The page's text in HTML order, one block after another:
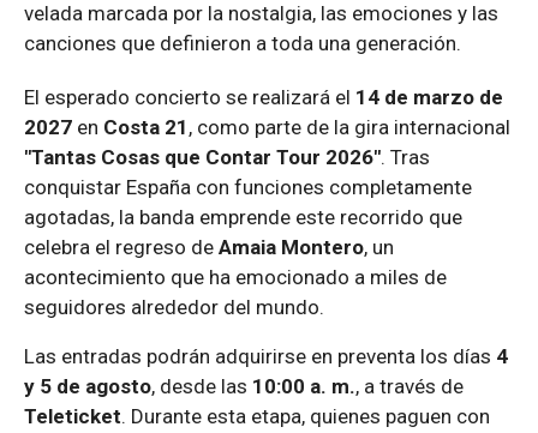
velada marcada por la nostalgia, las emociones y las
canciones que definieron a toda una generación.
El esperado concierto se realizará el 14 de marzo de
2027 en Costa 21 , como parte de la gira internacional
"Tantas Cosas que Contar Tour 2026". Tras
conquistar España con funciones completamente
agotadas, la banda emprende este recorrido que
celebra el regreso de Amaia Montero, un
acontecimiento que ha emocionado a miles de
seguidores alrededor del mundo.
Las entradas podrán adquirirse en preventa los días 4
y 5 de agosto, desde las 10:00 a. m., a través de
Teleticket. Durante esta etapa, quienes paguen con